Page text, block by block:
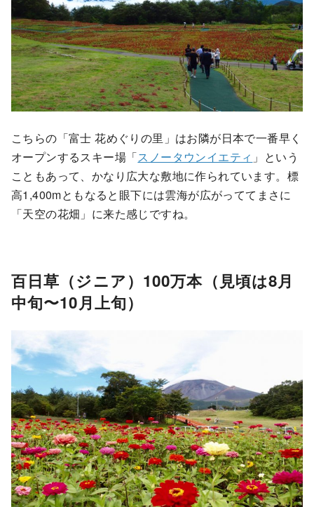
こちらの「富士 花めぐりの里」はお隣が日本で一番早く
オープンするスキー場「スノータウンイエティ 」という
こともあって、かなり広大な敷地に作られています。標
高1,400mともなると眼下には雲海が広がっててまさに
「天空の花畑」に来た感じですね。
百日草（ジニア）100万本（見頃は8月
中旬〜10月上旬）